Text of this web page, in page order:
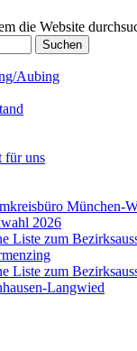
die Website
Suchen
Aubing
für uns
München-
2026
Liste zum
Liste zum
Langwied